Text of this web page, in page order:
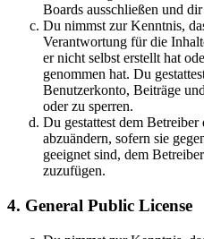
Boards ausschließen und
Du nimmst zur Kenntnis,
Verantwortung für die
er nicht selbst erstellt hat
genommen hat. Du
Benutzerkonto, Beiträge
oder zu sperren.
Du gestattest dem
abzuändern, sofern sie
geeignet sind, dem
zuzufügen.
4. General Public License